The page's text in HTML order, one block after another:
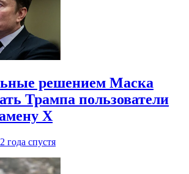
решением Маска
Трампа пользователи
X
2 года спустя